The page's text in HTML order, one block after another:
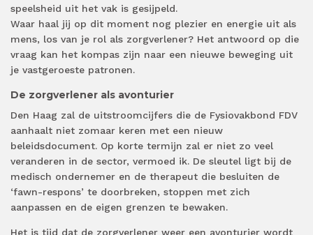
speelsheid uit het vak is gesijpeld.
Waar haal jij op dit moment nog plezier en energie uit als
mens, los van je rol als zorgverlener? Het antwoord op die
vraag kan het kompas zijn naar een nieuwe beweging uit
je vastgeroeste patronen.
De zorgverlener als avonturier
Den Haag zal de uitstroomcijfers die de Fysiovakbond FDV
aanhaalt niet zomaar keren met een nieuw
beleidsdocument. Op korte termijn zal er niet zo veel
veranderen in de sector, vermoed ik. De sleutel ligt bij de
medisch ondernemer en de therapeut die besluiten de
‘fawn-respons’ te doorbreken, stoppen met zich
aanpassen en de eigen grenzen te bewaken.
Het is tijd dat de zorgverlener weer een avonturier wordt